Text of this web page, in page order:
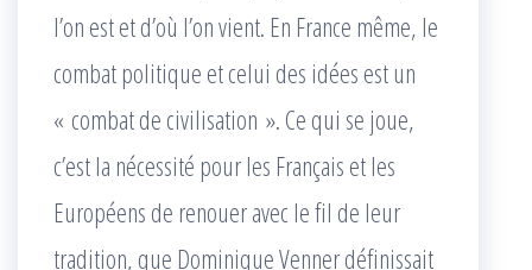
l’on est et d’où l’on vient. En France même, le
combat politique et celui des idées est un
« combat de civilisation ». Ce qui se joue,
c’est la nécessité pour les Français et les
Européens de renouer avec le fil de leur
tradition, que Dominique Venner définissait